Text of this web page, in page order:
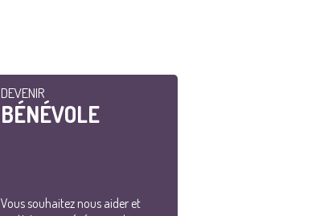
DEVENIR
BÉNÉVOLE
Vous souhaitez nous aider et